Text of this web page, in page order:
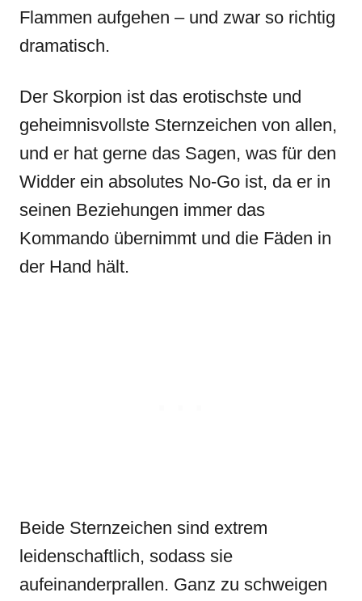
Flammen aufgehen – und zwar so richtig
dramatisch.
Der Skorpion ist das erotischste und
geheimnisvollste Sternzeichen von allen,
und er hat gerne das Sagen, was für den
Widder ein absolutes No-Go ist, da er in
seinen Beziehungen immer das
Kommando übernimmt und die Fäden in
der Hand hält.
Beide Sternzeichen sind extrem
leidenschaftlich, sodass sie
aufeinanderprallen. Ganz zu schweigen